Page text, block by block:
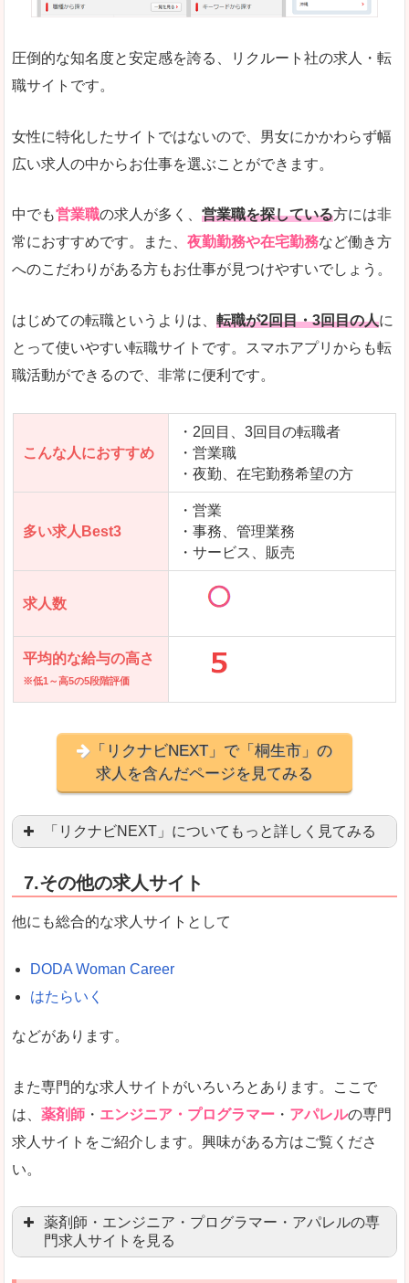
詳しい説明
女性でエンジニア職への転職をお考えの方は、こ
エンジニア職の求人においては、ほかにない専門
求人数が少ないので、逆に探しやすいといった一
求人を含んだページを見てみる
圧倒的な知名度と安定感を誇る、リクルート社の求人・転
職サイトです。
女性に特化したサイトではないので、男女にかかわらず幅
広い求人の中からお仕事を選ぶことができます。
中でも営業職の求人が多く、 営業職を探している方には非
常におすすめです。また、 夜勤勤務や在宅勤務など働き方
へのこだわりがある方もお仕事が見つけやすいでしょう。
はじめての転職というよりは、 転職が2回目・3回目の人に
とって使いやすい転職サイトです。スマホアプリからも転
職活動ができるので、非常に便利です。
こんな人におすすめ
・2回目、3回目の転職者
・営業職
・夜勤、在宅勤務希望の方
多い求人Best3
・営業
・事務、管理業務
・サービス、販売
求人数
平均的な給与の高さ
※低1～高5の5段階評価
「リクナビNEXT」で「桐生市」の
求人を含んだページを見てみる
「リクナビNEXT」についてもっと詳しく見てみる
良いところ
悪いところ
未経験 未経験の求人もあります
営業職を探している方にとっては、有利なサイト
検索人気キーワードの上位が「40代」「50代」
7.その他の求人サイト
他にも総合的な求人サイトとして
DODA Woman Career
はたらいく
などがあります。
また専門的な求人サイトがいろいろとあります。ここで
は、 薬剤師 ・ エンジニア・プログラマー ・ アパレルの専門
求人サイトをご紹介します。興味がある方はご覧くださ
い。
薬剤師・エンジニア・プログラマー・アパレルの専
門求人サイトを見る